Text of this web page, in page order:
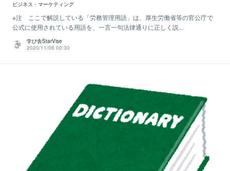
ビジネス・マーケティング
※注 ここで解説している「労務管理用語」は、厚生労働省等の官公庁で
公式に使用されている用語を、一言一句法律通りに正しく説...
学び舎StarVise
2020/11/06 00:30